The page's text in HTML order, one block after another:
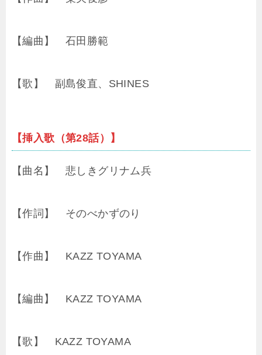
【編曲】 石田勝範
【歌】 副島俊直、SHINES
【挿入歌（第28話）】
【曲名】 悲しきグリナム兵
【作詞】 そのべかずのり
【作曲】 KAZZ TOYAMA
【編曲】 KAZZ TOYAMA
【歌】 KAZZ TOYAMA